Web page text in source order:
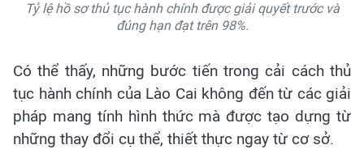
Tỷ lệ hồ sơ thủ tục hành chính được giải quyết trước và
đúng hạn đạt trên 98%.
Có thể thấy, những bước tiến trong cải cách thủ
tục hành chính của Lào Cai không đến từ các giải
pháp mang tính hình thức mà được tạo dựng từ
những thay đổi cụ thể, thiết thực ngay từ cơ sở.